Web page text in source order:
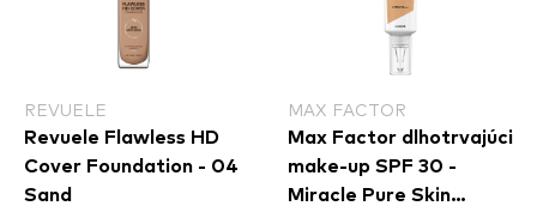
REVUELE
Revuele Flawless HD
Cover Foundation - 04
Sand
MAX FACTOR
Max Factor dlhotrvajúci
make-up SPF 30 -
Miracle Pure Skin